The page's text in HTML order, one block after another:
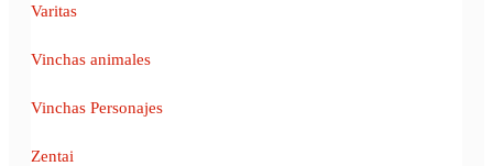
Varitas
Vinchas animales
Vinchas Personajes
Zentai